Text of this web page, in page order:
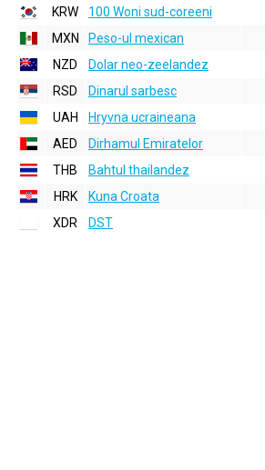
KRW
100 Woni sud-coreeni
MXN
Peso-ul mexican
NZD
Dolar neo-zeelandez
RSD
Dinarul sarbesc
UAH
Hryvna ucraineana
AED
Dirhamul Emiratelor
THB
Bahtul thailandez
HRK
Kuna Croata
XDR
DST